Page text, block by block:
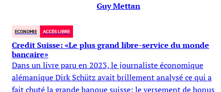
Guy Mettan
ECONOMIE ACCÈS LIBRE
Credit Suisse: «Le plus grand libre-service du monde
bancaire»
Dans un livre paru en 2023, le journaliste économique
alémanique Dirk Schütz avait brillement analysé ce qui a
fait chuté la grande banque suisse: le versement de bonus